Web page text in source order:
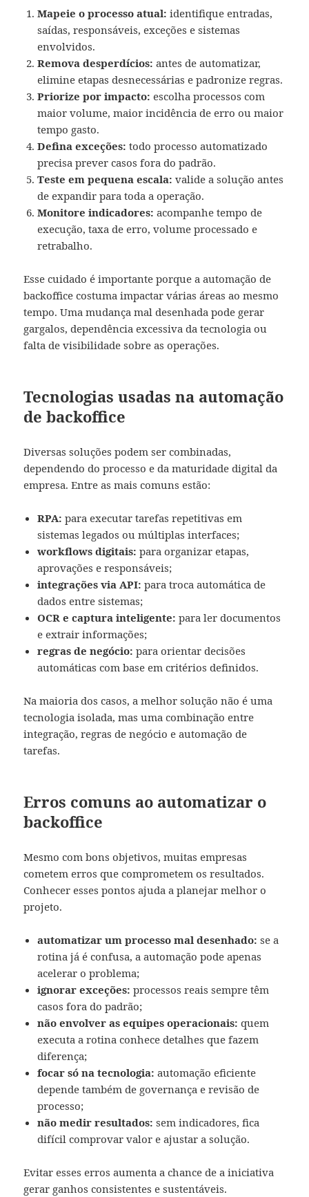
Mapeie o processo atual: identifique entradas,
saídas, responsáveis, exceções e sistemas
envolvidos.
Remova desperdícios: antes de automatizar,
elimine etapas desnecessárias e padronize regras.
Priorize por impacto: escolha processos com
maior volume, maior incidência de erro ou maior
tempo gasto.
Defina exceções: todo processo automatizado
precisa prever casos fora do padrão.
Teste em pequena escala: valide a solução antes
de expandir para toda a operação.
Monitore indicadores: acompanhe tempo de
execução, taxa de erro, volume processado e
retrabalho.
Esse cuidado é importante porque a automação de
backoffice costuma impactar várias áreas ao mesmo
tempo. Uma mudança mal desenhada pode gerar
gargalos, dependência excessiva da tecnologia ou
falta de visibilidade sobre as operações.
Tecnologias usadas na automação
de backoffice
Diversas soluções podem ser combinadas,
dependendo do processo e da maturidade digital da
empresa. Entre as mais comuns estão:
RPA: para executar tarefas repetitivas em
sistemas legados ou múltiplas interfaces;
workflows digitais: para organizar etapas,
aprovações e responsáveis;
integrações via API: para troca automática de
dados entre sistemas;
OCR e captura inteligente: para ler documentos
e extrair informações;
regras de negócio: para orientar decisões
automáticas com base em critérios definidos.
Na maioria dos casos, a melhor solução não é uma
tecnologia isolada, mas uma combinação entre
integração, regras de negócio e automação de
tarefas.
Erros comuns ao automatizar o
backoffice
Mesmo com bons objetivos, muitas empresas
cometem erros que comprometem os resultados.
Conhecer esses pontos ajuda a planejar melhor o
projeto.
automatizar um processo mal desenhado: se a
rotina já é confusa, a automação pode apenas
acelerar o problema;
ignorar exceções: processos reais sempre têm
casos fora do padrão;
não envolver as equipes operacionais: quem
executa a rotina conhece detalhes que fazem
diferença;
focar só na tecnologia: automação eficiente
depende também de governança e revisão de
processo;
não medir resultados: sem indicadores, fica
difícil comprovar valor e ajustar a solução.
Evitar esses erros aumenta a chance de a iniciativa
gerar ganhos consistentes e sustentáveis.